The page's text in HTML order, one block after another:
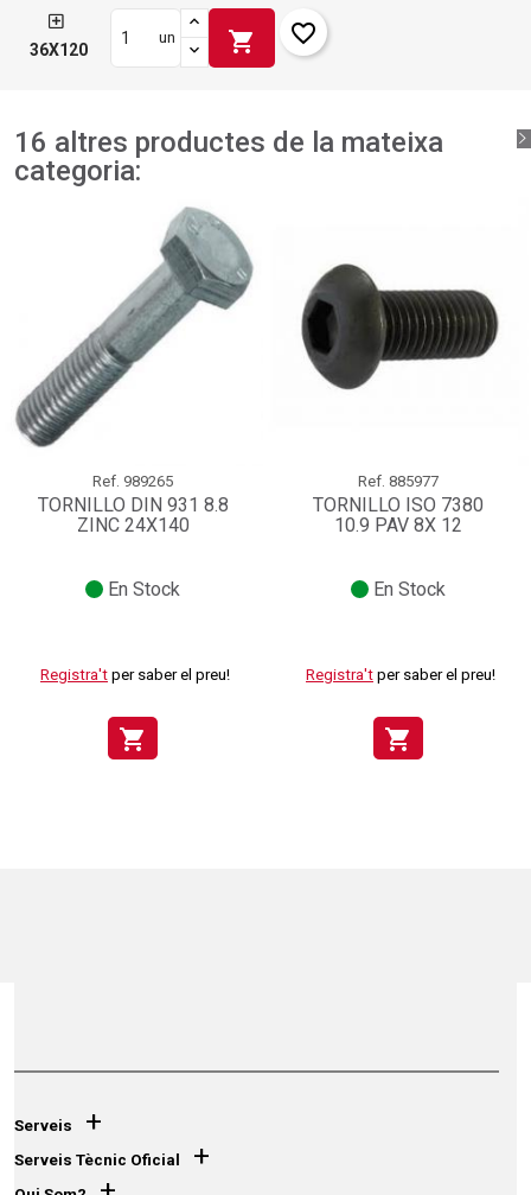
36X120
un shopping_cart favorite_border
16 altres productes de la mateixa
categoria:
Ref. 989265
TORNILLO DIN 931 8.8
ZINC 24X140
En Stock
Registra't per saber el preu!
shopping_cart
Ref. 885977
TORNILLO ISO 7380
10.9 PAV 8X 12
En Stock
Registra't per saber el preu!
shopping_cart
Serveis +
Serveis Tècnic Oficial +